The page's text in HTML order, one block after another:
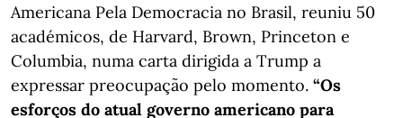
Americana Pela Democracia no Brasil, reuniu 50
académicos, de Harvard, Brown, Princeton e
Columbia, numa carta dirigida a Trump a
expressar preocupação pelo momento. “Os
esforços do atual governo americano para